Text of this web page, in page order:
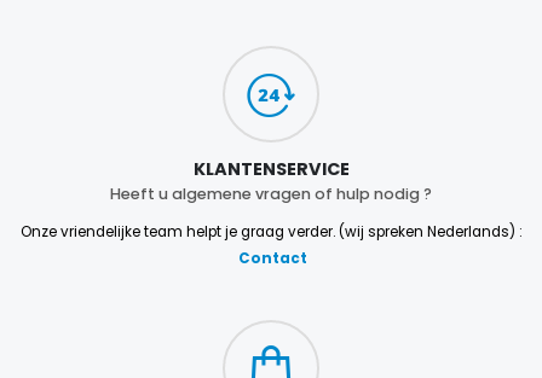
KLANTENSERVICE
Heeft u algemene vragen of hulp nodig ?
Onze vriendelijke team helpt je graag verder. (wij spreken Nederlands) :
Contact